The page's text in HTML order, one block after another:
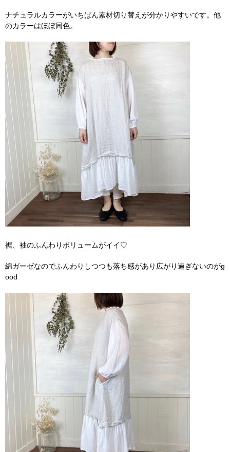
ナチュラルカラーがいちばん素材切り替えが分かりやすいです。他
のカラーはほぼ同色。
裾、袖のふんわりボリュームがイイ♡
綿ガーゼなのでふんわりしつつも落ち感があり広がり過ぎないのがg
ood